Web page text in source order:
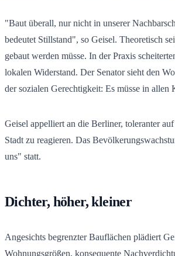
"Baut überall, nur nicht in unserer
bedeutet Stillstand", so Geisel. Theoretisch
gebaut werden müsse. In der Praxis
lokalen Widerstand. Der Senator sieht den
der sozialen Gerechtigkeit: Es müsse in allen
Geisel appelliert an die Berliner, toleranter
Stadt zu reagieren. Das
uns" statt.
Dichter, höher, kleiner
Angesichts begrenzter Bauflächen plädiert
Wohnungsgrößen, konsequente